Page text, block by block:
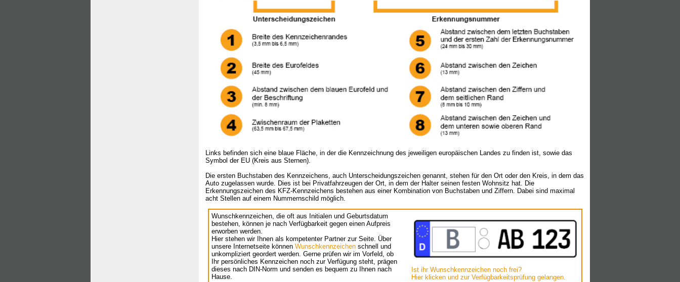
Links befinden sich eine blaue Fläche, in der die Kennzeichnung des jeweiligen europäischen Landes zu finden ist, sowie das
Symbol der EU (Kreis aus Sternen).
Die ersten Buchstaben des Kennzeichens, auch Unterscheidungszeichen genannt, stehen für den Ort oder den Kreis, in dem das
Auto zugelassen wurde. Dies ist bei Privatfahrzeugen der Ort, in dem der Halter seinen festen Wohnsitz hat. Die
Erkennungszeichen des KFZ-Kennzeichens bestehen aus einer Kombination von Buchstaben und Ziffern. Dabei sind maximal
acht Stellen auf einem Nummernschild möglich.
Wunschkennzeichen, die oft aus Initialen und Geburtsdatum
bestehen, können je nach Verfügbarkeit gegen einen Aufpreis
erworben werden.
Hier stehen wir Ihnen als kompetenter Partner zur Seite. Über
unsere Internetseite können Wunschkennzeichenschnell und
unkompliziert geordert werden. Gerne prüfen wir im Vorfeld, ob
Ihr persönliches Kennzeichen noch zur Verfügung steht, prägen
dieses nach DIN-Norm und senden es bequem zu Ihnen nach
Hause.
Ist ihr Wunschkennzeichen noch frei?
Hier klicken und zur Verfügbarkeitsprüfung gelangen.